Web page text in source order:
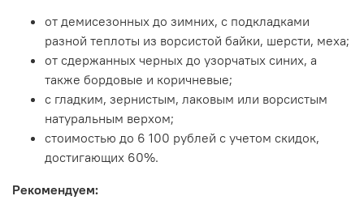
от демисезонных до зимних, с подкладками
разной теплоты из ворсистой байки, шерсти, меха;
от сдержанных черных до узорчатых синих, а
также бордовые и коричневые;
с гладким, зернистым, лаковым или ворсистым
натуральным верхом;
стоимостью до 6 100 рублей с учетом скидок,
достигающих 60%.
Рекомендуем: